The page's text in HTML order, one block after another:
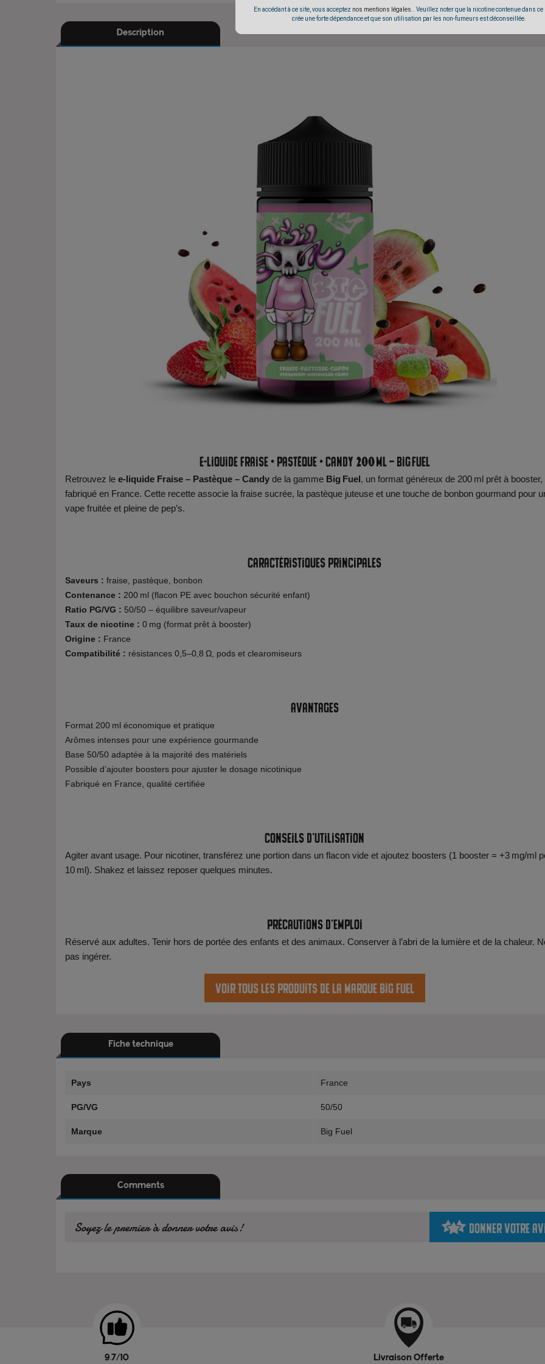
En accédant à ce site, vous acceptez nos mentions légales.
. Veuillez noter que la nicotine contenue dans
crée une forte dépendance et que son utilisation par les non-fumeurs est déconseillée.
Description
E‑liquide Fraise • Pastèque • Candy 200 ml – Big Fuel
Retrouvez le e‑liquide Fraise – Pastèque – Candy de la gamme Big Fuel, un format généreux de 200 ml prêt à booster,
fabriqué en France. Cette recette associe la fraise sucrée, la pastèque juteuse et une touche de bonbon gourmand pour
vape fruitée et pleine de pep’s.
Caractéristiques principales
Saveurs : fraise, pastèque, bonbon
Contenance : 200 ml (flacon PE avec bouchon sécurité enfant)
Ratio PG/VG : 50/50 – équilibre saveur/vapeur
Taux de nicotine : 0 mg (format prêt à booster)
Origine : France
Compatibilité : résistances 0,5–0,8 Ω, pods et clearomiseurs
Avantages
Format 200 ml économique et pratique
Arômes intenses pour une expérience gourmande
Base 50/50 adaptée à la majorité des matériels
Possible d’ajouter boosters pour ajuster le dosage nicotinique
Fabriqué en France, qualité certifiée
Conseils d'utilisation
Agiter avant usage. Pour nicotiner, transférez une portion dans un flacon vide et ajoutez boosters (1 booster = +3 mg/ml
10 ml). Shakez et laissez reposer quelques minutes.
Précautions d'emploi
Réservé aux adultes. Tenir hors de portée des enfants et des animaux. Conserver à l’abri de la lumière et de la chaleur.
pas ingérer.
Voir tous les produits de la marque Big Fuel
Fiche technique
Pays France
PG/VG 50/50
Marque Big Fuel
Comments
Soyez le premier à donner votre avis! Donner votre
9.7/10 Livraison Offerte